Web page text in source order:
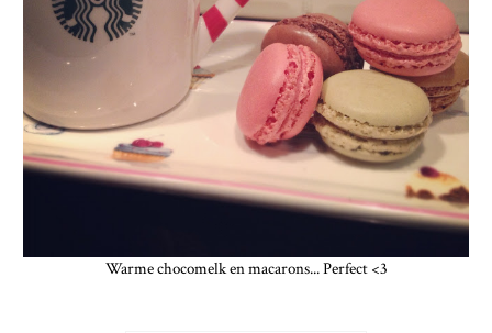
Warme chocomelk en macarons... Perfect <3